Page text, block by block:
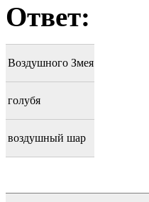
Ответ:
Воздушного Змея
голубя
воздушный шар